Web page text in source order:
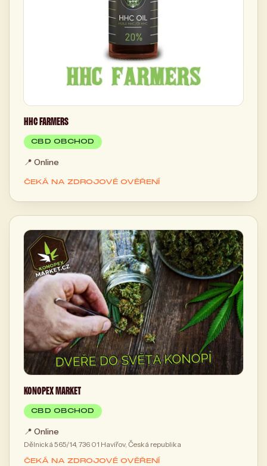
HHC FARMERS
CBD OBCHOD
📍 Online
ČEKÁ NA ZDROJOVÉ OVĚŘENÍ
KONOPEX MARKET
CBD OBCHOD
📍 Online
Dělnická 565/14, 736 01 Havířov, Česká republika
ČEKÁ NA ZDROJOVÉ OVĚŘENÍ